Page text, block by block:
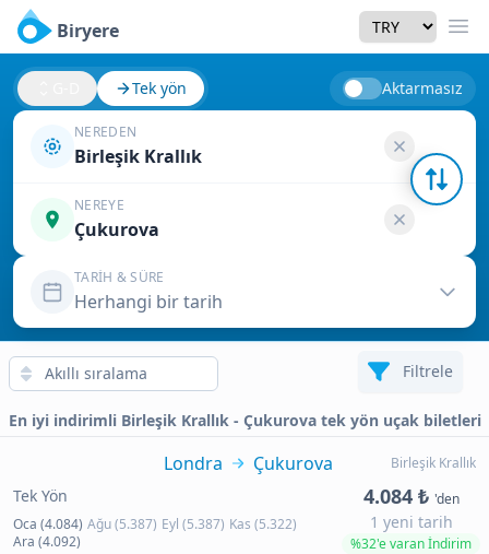
Biryere Currency
Tek yön Aktarmasız
NEREDEN
Birleşik Krallık
NEREYE
Çukurova
TARIH & SÜRE
Herhangi bir tarih
Filtrele
En iyi indirimli Birleşik Krallık - Çukurova tek yön uçak biletleri
Birleşik Krallık
Londra Çukurova
Tek Yön
Oca (4.084) Ağu (5.387) Eyl (5.387) Kas (5.322)
Ara (4.092)
4.084 ₺ 'den
1 yeni tarih
%32'e varan İndirim